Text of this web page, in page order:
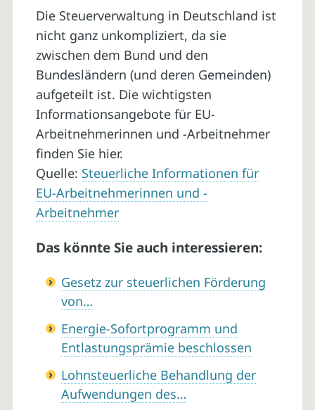
Die Steuerverwaltung in Deutschland ist
nicht ganz unkompliziert, da sie
zwischen dem Bund und den
Bundesländern (und deren Gemeinden)
aufgeteilt ist. Die wichtigsten
Informationsangebote für EU-
Arbeitnehmerinnen und -Arbeitnehmer
finden Sie hier.
Quelle: Steuerliche Informationen für
EU-Arbeitnehmerinnen und -
Arbeitnehmer
Das könnte Sie auch interessieren:
Gesetz zur steuerlichen Förderung
von…
Energie-Sofortprogramm und
Entlastungsprämie beschlossen
Lohnsteuerliche Behandlung der
Aufwendungen des…